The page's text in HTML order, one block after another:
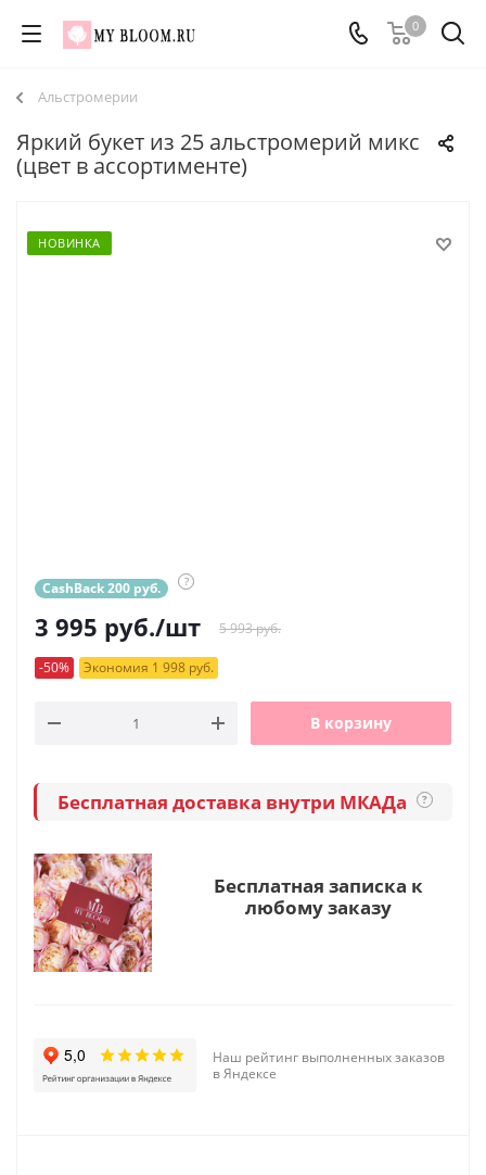
0
Альстромерии
Яркий букет из 25 альстромерий микс
(цвет в ассортименте)
НОВИНКА
CashBack 200 руб. ?
3 995 руб./шт 5 993 руб.
-50% Экономия 1 998 руб.
В корзину
Бесплатная доставка внутри МКАДа ?
Бесплатная записка к
любому заказу
Наш рейтинг выполненных заказов
в Яндексе